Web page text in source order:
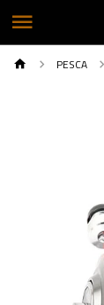
PESCA